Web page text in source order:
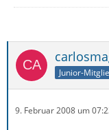
Junior-
9. Februar 2008 um